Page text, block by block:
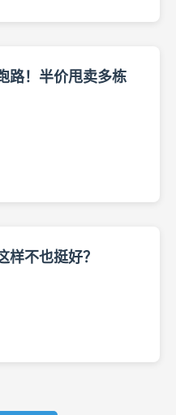
路！半价甩卖多栋
样不也挺好？